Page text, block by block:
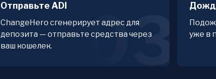
Отправьте ADI
ChangeHero сгенерирует адрес для
депозита — отправьте средства через
ваш кошелек.
03
уже в